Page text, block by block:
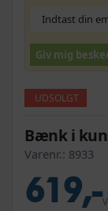
Giv mig
UDSOLGT
Bænk i
Varenr.: 8933
619,-